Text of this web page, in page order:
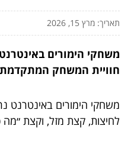
תאריך: מרץ 15, 2026
משחקי הימורים
חוויית המשחק המתקדמת
משחקי הימורים באינטרנט
לחיצות, קצת מזל, וקצת ״מה